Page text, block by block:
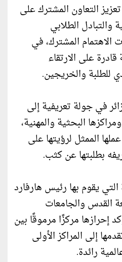
التعاون المشترك على
والتبادل الطلابي
الاهتمام المشترك، في
على الارتقاء
للطلبة والخريجين.
في جولة تعريفية إلى
البحثية والمهنية،
الممثل لرؤيتها على
بطلبتها عن كثب.
التي يقوم بها رئيس هارفارد
القدس والجامعات
إحرازها مركزًا مرموقًا بين
إلى المراكز الأولى
رائدة.